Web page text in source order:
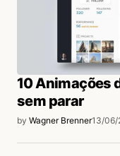
10 Animações
sem parar
by Wagner Brenner13/06/